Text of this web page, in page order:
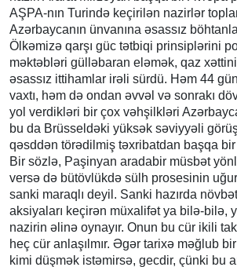
AŞPA-nın Turində keçirilən nazirlər
Azərbaycanın ünvanına əsassız
Ölkəmizə qarşı güc tətbiqi prinsiplərini
məktəbləri gülləbaran eləmək, qaz
əsassız ittihamlar irəli sürdü. Həm 44
vaxtı, həm də ondan əvvəl və sonrakı
yol verdikləri bir çox vəhşilkləri
bu da Brüsseldəki yüksək səviyyəli
qəsddən törədilmiş təxribatdan başqa
Bir sözlə, Paşinyan aradabir müsbət
versə də bütövlükdə sülh prosesinin
sanki maraqlı deyil. Sanki hazırda
aksiyaları keçirən müxalifət ya bilə-bilə,
nazirin əlinə oynayır. Onun bu cür ikili
heç cür anlaşılmır. Əgər tarixə məğlub bir
kimi düşmək istəmirsə, gecdir, çünki bu